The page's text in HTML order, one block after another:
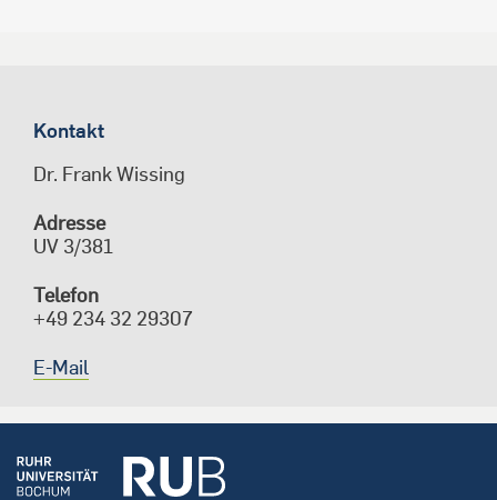
Kontakt
Dr. Frank Wissing
Adresse
UV 3/381
Telefon
+49 234 32 29307
E-Mail